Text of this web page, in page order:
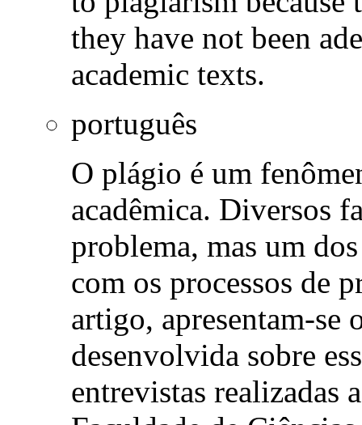
they have not been
academic texts.
português
O plágio é um
acadêmica. Diversos
problema, mas um
com os processos de
artigo, apresentam-se
desenvolvida sobre
entrevistas realizadas